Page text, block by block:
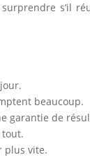
s’il
beaucoup.
garantie de
tout.
plus vite.